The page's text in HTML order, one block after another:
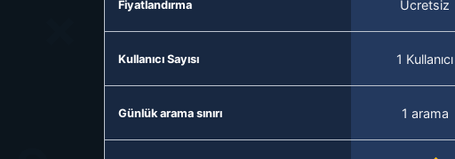
Fiyatlandırma Ücretsiz
Kullanıcı Sayısı 1 Kullanıcı
Günlük arama sınırı 1 arama